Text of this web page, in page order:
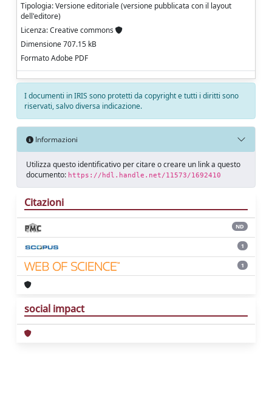
Tipologia: Versione editoriale (versione pubblicata con il layout
dell'editore)
Licenza: Creative commons
Dimensione 707.15 kB
Formato Adobe PDF
I documenti in IRIS sono protetti da copyright e tutti i diritti sono
riservati, salvo diversa indicazione.
Informazioni
Utilizza questo identificativo per citare o creare un link a questo
documento: https://hdl.handle.net/11573/1692410
Citazioni
ND
1
1
social impact